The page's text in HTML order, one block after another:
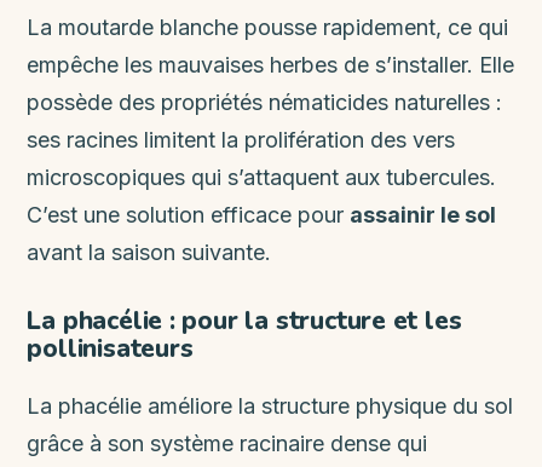
La moutarde blanche pousse rapidement, ce qui
empêche les mauvaises herbes de s’installer. Elle
possède des propriétés nématicides naturelles :
ses racines limitent la prolifération des vers
microscopiques qui s’attaquent aux tubercules.
C’est une solution efficace pour assainir le sol
avant la saison suivante.
La phacélie : pour la structure et les
pollinisateurs
La phacélie améliore la structure physique du sol
grâce à son système racinaire dense qui